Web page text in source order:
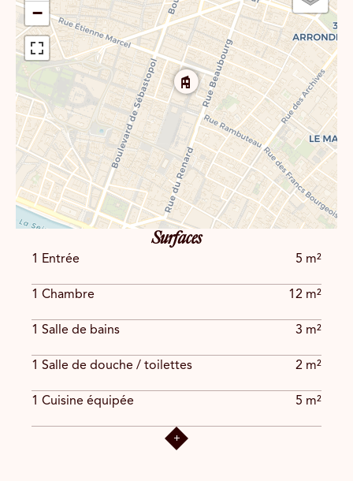
−
Surfaces
1 Entrée 5 m²
1 Chambre 12 m²
1 Salle de bains 3 m²
1 Salle de douche / toilettes 2 m²
1 Cuisine équipée 5 m²